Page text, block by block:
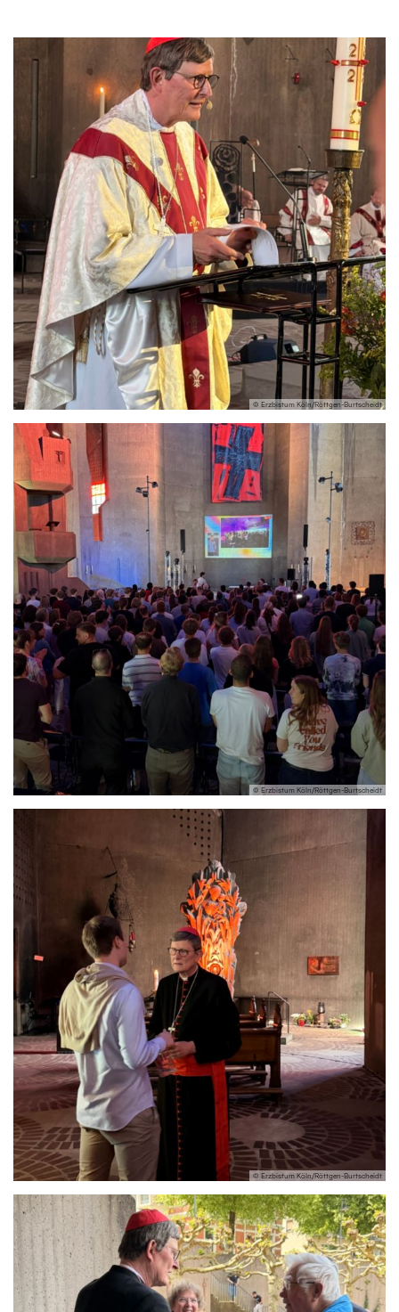
© Erzbistum Köln/Röttgen-Burtscheidt
© Erzbistum Köln/Röttgen-Burtscheidt
© Erzbistum Köln/Röttgen-Burtscheidt